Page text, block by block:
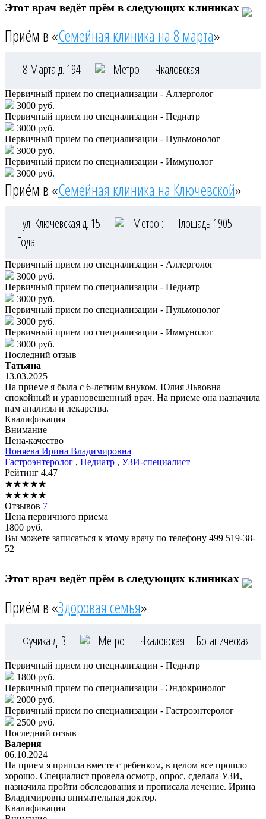
Этот врач ведёт прём в следующих клиниках
Приём в «Семейная клиника на 8 марта»
8 Марта д. 194 Метро : Чкаловская
Первичный прием по специализации - Аллерголог
3000 руб.
Первичный прием по специализации - Педиатр
3000 руб.
Первичный прием по специализации - Пульмонолог
3000 руб.
Первичный прием по специализации - Иммунолог
3000 руб.
Приём в «Семейная клиника на Ключевской»
ул. Ключевская д. 15 Метро :
Площадь 1905
Года
Первичный прием по специализации - Аллерголог
3000 руб.
Первичный прием по специализации - Педиатр
3000 руб.
Первичный прием по специализации - Пульмонолог
3000 руб.
Первичный прием по специализации - Иммунолог
3000 руб.
Последний отзыв
Татьяна
13.03.2025
На приеме я была с 6-летним внуком. Юлия Львовна
спокойный и уравновешенный врач. На приеме она назначила
нам анализы и лекарства.
Квалификация
Внимание
Цена-качество
Поняева Ирина Владимировна
Гастроэнтеролог , Педиатр , УЗИ-специалист
Рейтинг 4.47
★★★★★
★★★★★
Отзывов 7
Цена первичного приема
1800 руб.
Вы можете записаться к этому врачу по телефону 499 519-38-
52
Этот врач ведёт прём в следующих клиниках
Приём в «Здоровая семья»
Фучика д. 3 Метро : Чкаловская Ботаническая
Первичный прием по специализации - Педиатр
1800 руб.
Первичный прием по специализации - Эндокринолог
2000 руб.
Первичный прием по специализации - Гастроэнтеролог
2500 руб.
Последний отзыв
Валерия
06.10.2024
На прием я пришла вместе с ребенком, в целом все прошло
хорошо. Специалист провела осмотр, опрос, сделала УЗИ,
назначила пройти обследования и прописала лечение. Ирина
Владимировна внимательная доктор.
Квалификация